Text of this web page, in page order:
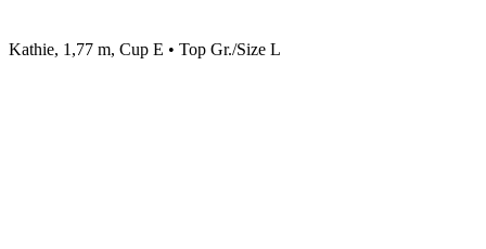
Kathie, 1,77 m, Cup E • Top Gr./Size L